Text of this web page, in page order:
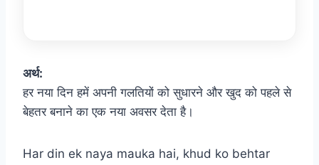
अर्थ:
हर नया दिन हमें अपनी गलतियों को सुधारने और खुद को पहले से
बेहतर बनाने का एक नया अवसर देता है।
Har din ek naya mauka hai, khud ko behtar